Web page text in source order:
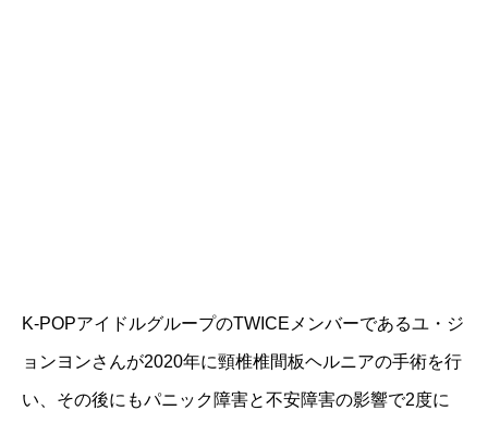
K-POPアイドルグループのTWICEメンバーであるユ・ジ
ョンヨンさんが2020年に頸椎椎間板ヘルニアの手術を行
い、その後にもパニック障害と不安障害の影響で2度に